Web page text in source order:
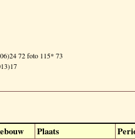
72 foto 115* 73
Plaats